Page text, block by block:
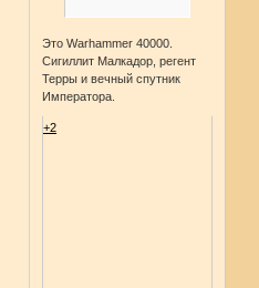
Это Warhammer 40000.
Сигиллит Малкадор, регент
Терры и вечный спутник
Императора.
+2